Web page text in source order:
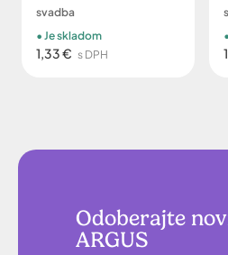
svadba
1,33 € s DPH
Je skladom
Odoberajte
ARGUS